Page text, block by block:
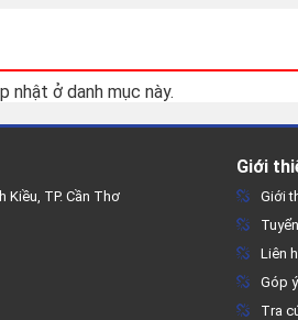
nhật ở danh mục này.
Kiều, TP. Cần Thơ
Giới
Giới
Liên
Góp ý
Tra